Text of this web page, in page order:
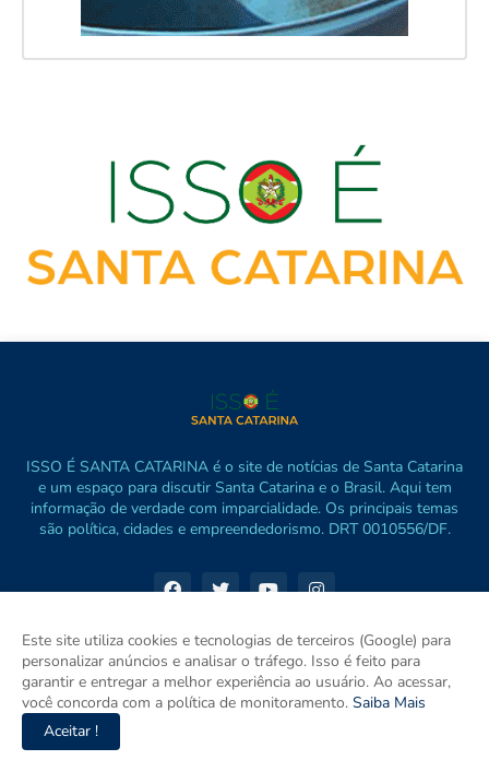
ISSO É SANTA CATARINA é o site de notícias de Santa Catarina
e um espaço para discutir Santa Catarina e o Brasil. Aqui tem
informação de verdade com imparcialidade. Os principais temas
são política, cidades e empreendedorismo. DRT 0010556/DF.
Este site utiliza cookies e tecnologias de terceiros (Google) para
personalizar anúncios e analisar o tráfego. Isso é feito para
garantir e entregar a melhor experiência ao usuário. Ao acessar,
você concorda com a política de monitoramento. Saiba Mais
Aceitar !